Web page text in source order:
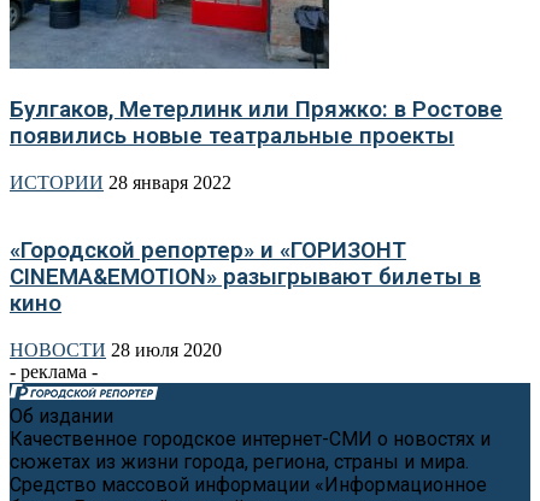
Булгаков, Метерлинк или Пряжко: в Ростове
появились новые театральные проекты
ИСТОРИИ 28 января 2022
«Городской репортер» и «ГОРИЗОНТ
CINEMA&EMOTION» разыгрывают билеты в
кино
НОВОСТИ 28 июля 2020
- реклама -
Об издании
Качественное городское интернет-СМИ о новостях и
сюжетах из жизни города, региона, страны и мира.
Средство массовой информации «Информационное